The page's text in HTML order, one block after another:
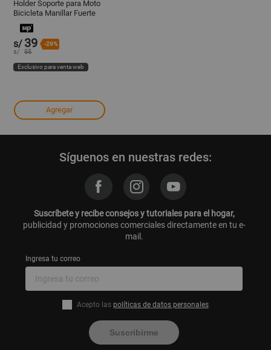
Holder Soporte para Moto
Bicicleta Manillar Fuerte
de Aluminio Plateado
s/ 39 -29%
s/ 55
Exclusivo para venta web
Agregar
Síguenos en nuestras redes:
Suscríbete y recibe consejos y tutoriales para el hogar,
publicidad y promociones comerciales directamente en tu e-
mail.
Ingresa tu correo
Acepto las políticas de datos personales
Suscribirme